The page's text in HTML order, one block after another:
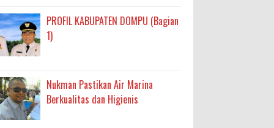
PROFIL KABUPATEN DOMPU (Bagian
1)
Nukman Pastikan Air Marina
Berkualitas dan Higienis